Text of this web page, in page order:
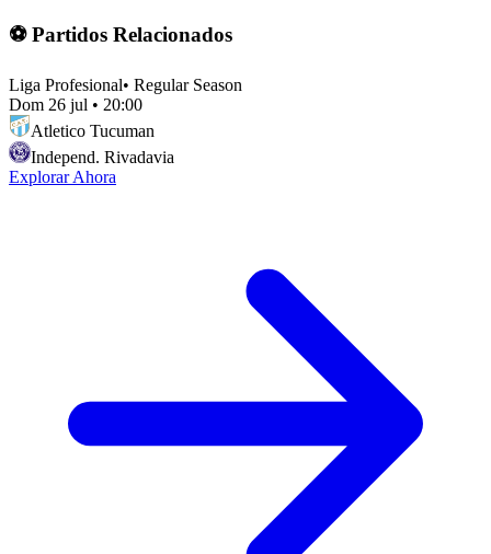
⚽ Partidos Relacionados
Liga Profesional• Regular Season
Dom 26 jul • 20:00
Atletico Tucuman
Independ. Rivadavia
Explorar Ahora